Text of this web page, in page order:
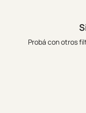
Probá con otros